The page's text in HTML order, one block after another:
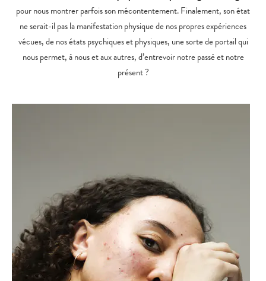
pour nous montrer parfois son mécontentement. Finalement, son état
ne serait-il pas la manifestation physique de nos propres expériences
vécues, de nos états psychiques et physiques, une sorte de portail qui
nous permet, à nous et aux autres, d’entrevoir notre passé et notre
présent ?